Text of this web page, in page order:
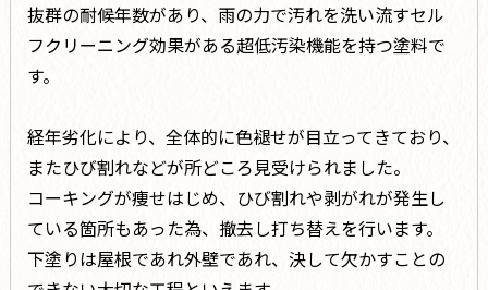
抜群の耐候年数があり、雨の力で汚れを洗い流すセル
フクリーニング効果がある超低汚染機能を持つ塗料で
す。
経年劣化により、全体的に色褪せが目立ってきており、
またひび割れなどが所どころ見受けられました。
コーキングが痩せはじめ、ひび割れや剥がれが発生し
ている箇所もあった為、撤去し打ち替えを行います。
下塗りは屋根であれ外壁であれ、決して欠かすことの